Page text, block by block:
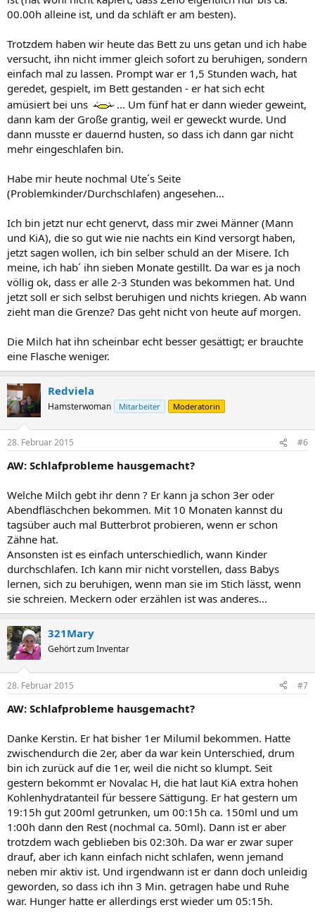
00.00h alleine ist, und da schläft er am besten).
Trotzdem haben wir heute das Bett zu uns getan und ich habe
versucht, ihn nicht immer gleich sofort zu beruhigen, sondern
einfach mal zu lassen. Prompt war er 1,5 Stunden wach, hat
geredet, gespielt, im Bett gestanden - er hat sich echt
amüsiert bei uns
... Um fünf hat er dann wieder geweint,
dann kam der Große grantig, weil er geweckt wurde. Und
dann musste er dauernd husten, so dass ich dann gar nicht
mehr eingeschlafen bin.
Habe mir heute nochmal Ute´s Seite
(Problemkinder/Durchschlafen) angesehen...
Ich bin jetzt nur echt genervt, dass mir zwei Männer (Mann
und KiA), die so gut wie nie nachts ein Kind versorgt haben,
jetzt sagen wollen, ich bin selber schuld an der Misere. Ich
meine, ich hab´ ihn sieben Monate gestillt. Da war es ja noch
völlig ok, dass er alle 2-3 Stunden was bekommen hat. Und
jetzt soll er sich selbst beruhigen und nichts kriegen. Ab wann
zieht man die Grenze? Das geht nicht von heute auf morgen.
Die Milch hat ihn scheinbar echt besser gesättigt; er brauchte
eine Flasche weniger.
Redviela
Hamsterwoman Mitarbeiter Moderatorin
28. Februar 2015 #6
AW: Schlafprobleme hausgemacht?
Welche Milch gebt ihr denn ? Er kann ja schon 3er oder
Abendfläschchen bekommen. Mit 10 Monaten kannst du
tagsüber auch mal Butterbrot probieren, wenn er schon
Zähne hat.
Ansonsten ist es einfach unterschiedlich, wann Kinder
durchschlafen. Ich kann mir nicht vorstellen, dass Babys
lernen, sich zu beruhigen, wenn man sie im Stich lässt, wenn
sie schreien. Meckern oder erzählen ist was anderes...
321Mary
Gehört zum Inventar
28. Februar 2015 #7
AW: Schlafprobleme hausgemacht?
Danke Kerstin. Er hat bisher 1er Milumil bekommen. Hatte
zwischendurch die 2er, aber da war kein Unterschied, drum
bin ich zurück auf die 1er, weil die nicht so klumpt. Seit
gestern bekommt er Novalac H, die hat laut KiA extra hohen
Kohlenhydratanteil für bessere Sättigung. Er hat gestern um
19:15h gut 200ml getrunken, um 00:15h ca. 150ml und um
1:00h dann den Rest (nochmal ca. 50ml). Dann ist er aber
trotzdem wach geblieben bis 02:30h. Da war er zwar super
drauf, aber ich kann einfach nicht schlafen, wenn jemand
neben mir aktiv ist. Und irgendwann ist er dann doch unleidig
geworden, so dass ich ihn 3 Min. getragen habe und Ruhe
war. Hunger hatte er allerdings erst wieder um 05:15h.